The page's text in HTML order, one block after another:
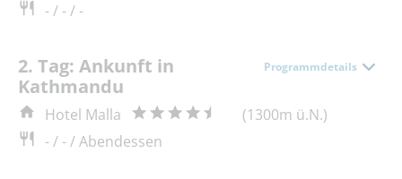
- / - / -
2. Tag: Ankunft in
Kathmandu
Programmdetails
Hotel Malla
(1300m ü.N.)
- / - / Abendessen